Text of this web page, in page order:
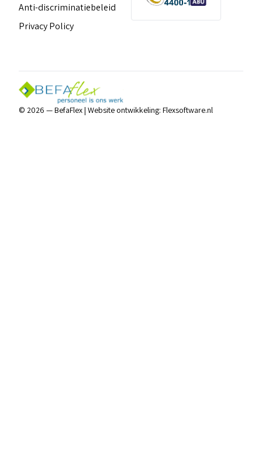
Anti-discriminatiebeleid
Privacy Policy
© 2026 — BefaFlex | Website ontwikkeling: Flexsoftware.nl